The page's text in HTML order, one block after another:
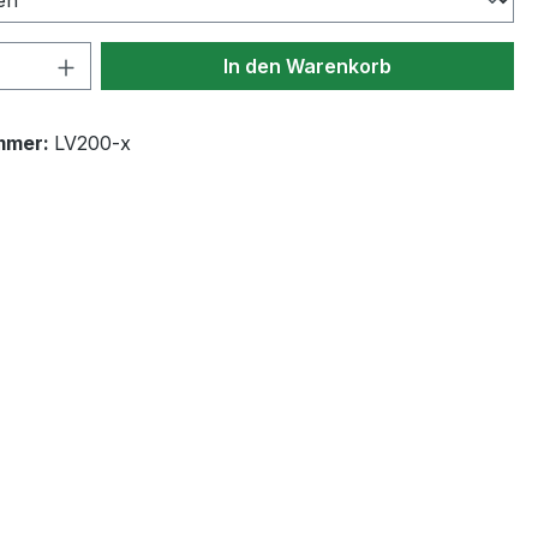
Anzahl: Gib den gewünschten Wert
In den Warenkorb
LV200-x